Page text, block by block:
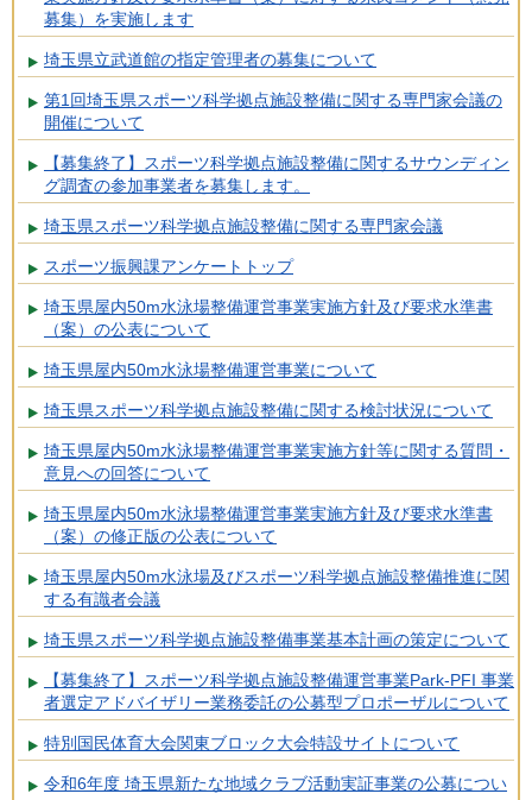
募集）を実施します
埼玉県立武道館の指定管理者の募集について
第1回埼玉県スポーツ科学拠点施設整備に関する専門家会議の
開催について
【募集終了】スポーツ科学拠点施設整備に関するサウンディン
グ調査の参加事業者を募集します。
埼玉県スポーツ科学拠点施設整備に関する専門家会議
スポーツ振興課アンケートトップ
埼玉県屋内50m水泳場整備運営事業実施方針及び要求水準書
（案）の公表について
埼玉県屋内50m水泳場整備運営事業について
埼玉県スポーツ科学拠点施設整備に関する検討状況について
埼玉県屋内50m水泳場整備運営事業実施方針等に関する質問・
意見への回答について
埼玉県屋内50m水泳場整備運営事業実施方針及び要求水準書
（案）の修正版の公表について
埼玉県屋内50m水泳場及びスポーツ科学拠点施設整備推進に関
する有識者会議
埼玉県スポーツ科学拠点施設整備事業基本計画の策定について
【募集終了】スポーツ科学拠点施設整備運営事業Park-PFI 事業
者選定アドバイザリー業務委託の公募型プロポーザルについて
特別国民体育大会関東ブロック大会特設サイトについて
令和6年度 埼玉県新たな地域クラブ活動実証事業の公募につい